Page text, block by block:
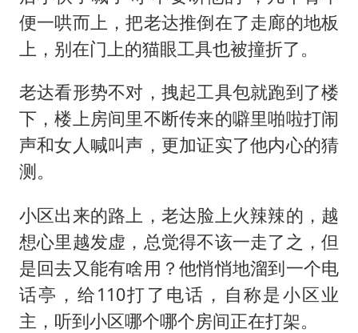
便一哄而上，把老达推倒在了走廊的地板
上，别在门上的猫眼工具也被撞折了。
老达看形势不对，拽起工具包就跑到了楼
下，楼上房间里不断传来的噼里啪啦打闹
声和女人喊叫声，更加证实了他内心的猜
测。
小区出来的路上，老达脸上火辣辣的，越
想心里越发虚，总觉得不该一走了之，但
是回去又能有啥用？他悄悄地溜到一个电
话亭，给110打了电话，自称是小区业
主，听到小区哪个哪个房间正在打架。